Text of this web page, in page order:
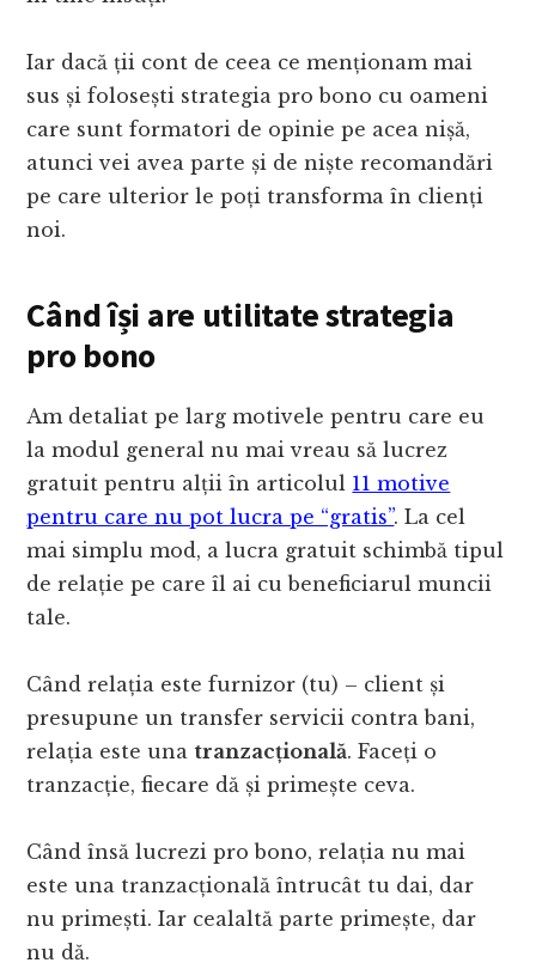
Iar dacă ții cont de ceea ce menționam mai
sus și folosești strategia pro bono cu oameni
care sunt formatori de opinie pe acea nișă,
atunci vei avea parte și de niște recomandări
pe care ulterior le poți transforma în clienți
noi.
Când își are utilitate strategia
pro bono
Am detaliat pe larg motivele pentru care eu
la modul general nu mai vreau să lucrez
gratuit pentru alții în articolul 11 motive
pentru care nu pot lucra pe “gratis”. La cel
mai simplu mod, a lucra gratuit schimbă tipul
de relație pe care îl ai cu beneficiarul muncii
tale.
Când relația este furnizor (tu) – client și
presupune un transfer servicii contra bani,
relația este unatranzacțională. Faceți o
tranzacție, fiecare dă și primește ceva.
Când însă lucrezi pro bono, relația nu mai
este una tranzacțională întrucât tu dai, dar
nu primești. Iar cealaltă parte primește, dar
nu dă.